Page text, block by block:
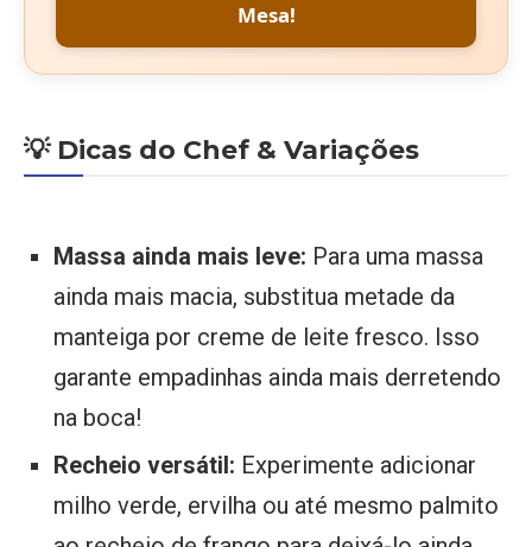
Mesa!
💡 Dicas do Chef & Variações
Massa ainda mais leve: Para uma massa
ainda mais macia, substitua metade da
manteiga por creme de leite fresco. Isso
garante empadinhas ainda mais derretendo
na boca!
Recheio versátil: Experimente adicionar
milho verde, ervilha ou até mesmo palmito